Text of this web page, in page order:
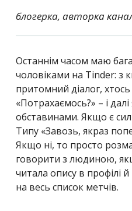
блогерка, авторка
Останнім часом маю
чоловіками на Tinder: з
притомний діалог,
«Потрахаємось?» – і
обставинами. Якщо є
Типу «Завозь, якраз
Якщо ні, то просто
говорити з людиною,
читала опису в профілі
на весь список метчів.